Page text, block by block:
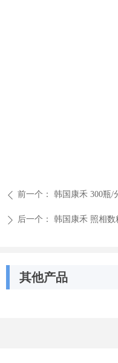
ꄴ 前一个： 韩国康禾 300瓶/
ꄲ 后一个： 韩国康禾 照相数
其他产品